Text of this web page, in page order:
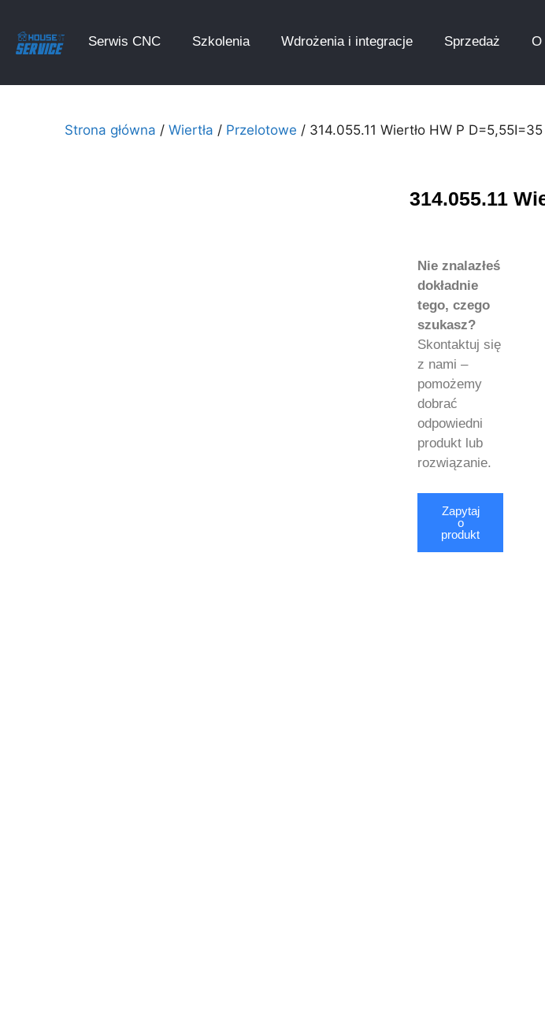
Serwis CNC Szkolenia Wdrożenia i integracje Sprzedaż O
Strona główna / Wiertła / Przelotowe / 314.055.11 Wiertło HW P
314.055.11
Nie znalazłeś
dokładnie
tego, czego
szukasz?
Skontaktuj się
z nami –
pomożemy
dobrać
odpowiedni
produkt lub
rozwiązanie.
Zapytaj
o
produkt